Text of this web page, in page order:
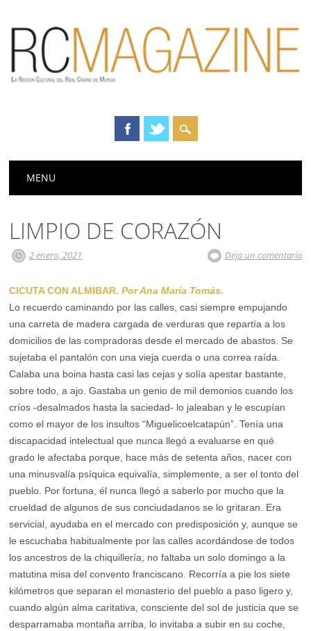
Menú principal
MENU
LIMPIO DE CORAZÓN
2 enero, 2021 Deja un comentario
CICUTA CON ALMIBAR.Por Ana María Tomás.
Lo recuerdo caminando por las calles, casi siempre empujando
una carreta de madera cargada de verduras que repartía a los
domicilios de las compradoras desde el mercado de abastos. Se
sujetaba el pantalón con una vieja cuerda o una correa raída.
Calaba una boina hasta casi las cejas y solía apestar bastante,
sobre todo, a ajo. Gastaba un genio de mil demonios cuando los
críos -desalmados hasta la saciedad- lo jaleaban y le escupían
como el mayor de los insultos “Miguelicoelcatapún”. Tenía una
discapacidad intelectual que nunca llegó a evaluarse en qué
grado le afectaba porque, hace más de setenta años, nacer con
una minusvalía psíquica equivalía, simplemente, a ser el tonto del
pueblo. Por fortuna, él nunca llegó a saberlo por mucho que la
crueldad de algunos de sus conciudadanos se lo gritaran. Era
servicial, ayudaba en el mercado con predisposición y, aunque se
le escuchaba habitualmente por las calles acordándose de todos
los ancestros de la chiquillería, no faltaba un solo domingo a la
matutina misa del convento franciscano. Recorría a pie los siete
kilómetros que separan el monasterio del pueblo a paso ligero y,
cuando algún alma caritativa, consciente del sol de justicia que se
desparramaba montaña arriba, lo invitaba a subir en su coche,